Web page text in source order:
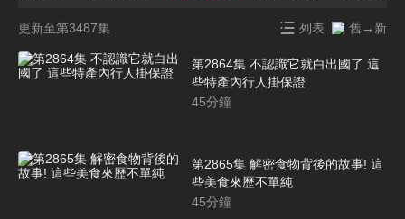
更新至第3487集 列表 舊→新
第2864集 不認識它就白出國了 這
些特產內行人掛保證
45分鐘
第2865集 解密食物背後的故事! 這
些美食來歷不單純
45分鐘